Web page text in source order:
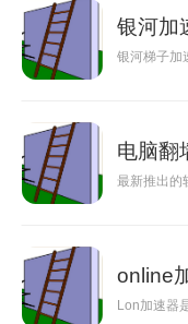
银河加
银河梯子加
电脑翻
最新推出的
online
Lon加速器